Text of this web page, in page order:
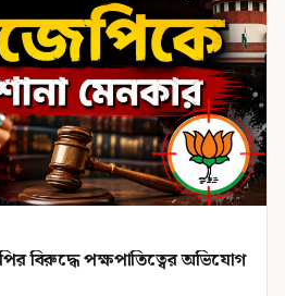
বিরুদ্ধে পক্ষপাতিত্বের অভিযোগ